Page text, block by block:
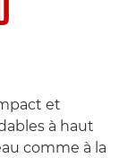
et
à haut
comme à la